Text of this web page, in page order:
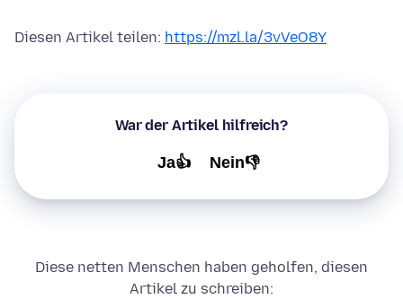
Diesen Artikel teilen: https://mzl.la/3vVeO8Y
War der Artikel hilfreich?
Ja👍 Nein👎
Diese netten Menschen haben geholfen, diesen
Artikel zu schreiben: